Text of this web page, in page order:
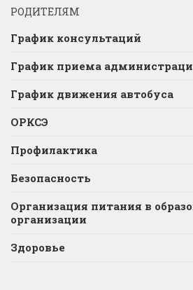
РОДИТЕЛЯМ
График консультаций
График приема
График движения автобуса
ОРКСЭ
Профилактика
Безопасность
Организация питания в
организации
Здоровье